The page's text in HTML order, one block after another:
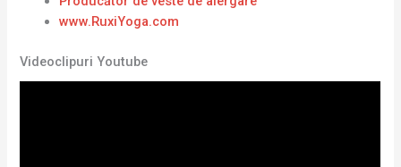
www.RuxiYoga.com
Videoclipuri Youtube